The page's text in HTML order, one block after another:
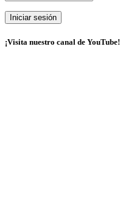
¡Visita nuestro canal de YouTube!